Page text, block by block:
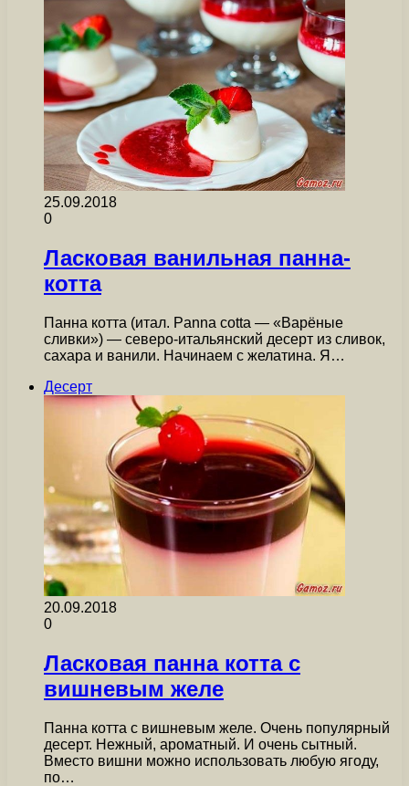
25.09.2018
0
Ласковая ванильная панна-
котта
Панна котта (итал. Panna cotta — «Варёные
сливки») — северо-итальянский десерт из сливок,
сахара и ванили. Начинаем с желатина. Я…
Десерт
20.09.2018
0
Ласковая панна котта с
вишневым желе
Панна котта с вишневым желе. Очень популярный
десерт. Нежный, ароматный. И очень сытный.
Вместо вишни можно использовать любую ягоду,
по…